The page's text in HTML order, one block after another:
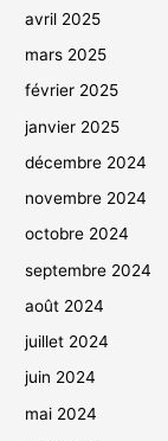
avril 2025
mars 2025
février 2025
janvier 2025
décembre 2024
novembre 2024
octobre 2024
septembre 2024
août 2024
juillet 2024
juin 2024
mai 2024